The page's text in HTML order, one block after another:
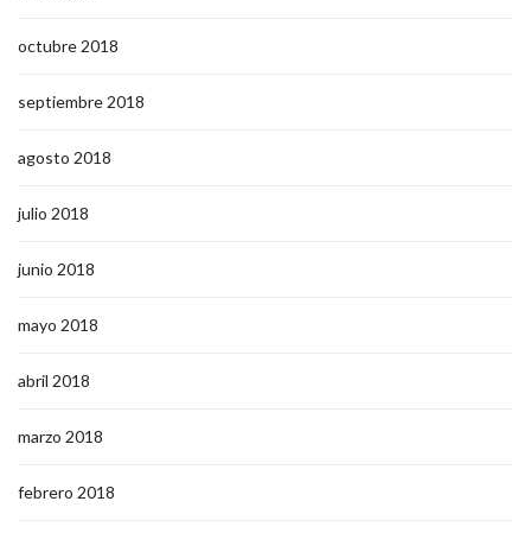
octubre 2018
septiembre 2018
agosto 2018
julio 2018
junio 2018
mayo 2018
abril 2018
marzo 2018
febrero 2018